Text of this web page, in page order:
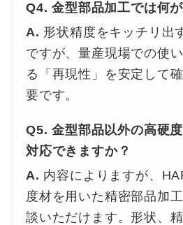
Q4. 金型部品加工では何
A. 形状精度をキッチリ出
ですが、量産現場での使
る「再現性」を安定して
要です。
Q5. 金型部品以外の高硬
対応できますか？
A. 内容によりますが、
度材を用いた精密部品加
談いただけます。形状、